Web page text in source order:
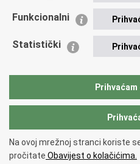
Policijska akademija
Zaklada policijske solidarnosti
Vučetić"
Copyright © 2026 Policijska uprava
pristupačnosti.
Funkcionalni
Statistički
Na ovoj mrežnoj stranci koriste
pročitate Obavijest o kolačićima.